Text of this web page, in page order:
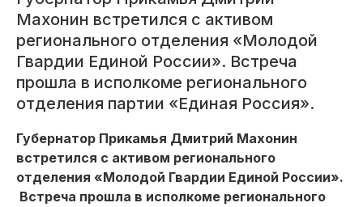
Махонин встретился с активом
регионального отделения «Молодой
Гвардии Единой России». Встреча
прошла в исполкоме регионального
отделения партии «Единая Россия».
Губернатор Прикамья Дмитрий Махонин
встретился с активом регионального
отделения «Молодой Гвардии Единой России».
Встреча прошла в исполкоме регионального